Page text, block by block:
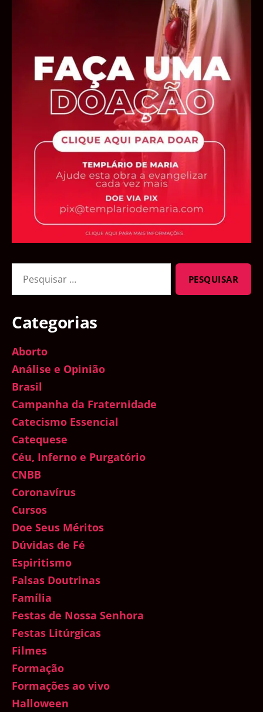
por:
Categorias
Aborto
Análise e Opinião
Brasil
Campanha da Fraternidade
Catecismo Essencial
Catequese
Céu, Inferno e Purgatório
CNBB
Coronavírus
Cursos
Doe Seus Méritos
Dúvidas de Fé
Espiritismo
Falsas Doutrinas
Família
Festas de Nossa Senhora
Festas Litúrgicas
Filmes
Formação
Formações ao vivo
Halloween